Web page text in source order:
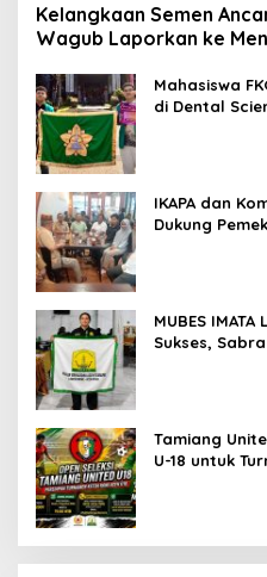
Kelangkaan Semen
Wagub Laporkan ke
Mahasiswa
di Dental
IKAPA dan
Dukung
MUBES
Sukses,
Tamiang
U-18 untuk